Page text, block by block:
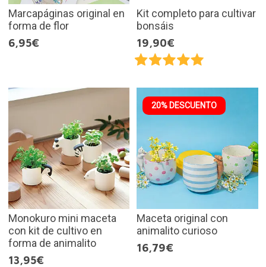
Marcapáginas original en
forma de flor
6,95€
Kit completo para cultivar
bonsáis
19,90€
Monokuro mini maceta
con kit de cultivo en
forma de animalito
13,95€
20% DESCUENTO
Maceta original con
animalito curioso
16,79€